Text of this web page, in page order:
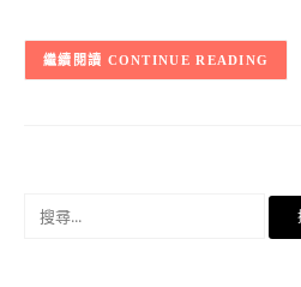
CONTINUE READING